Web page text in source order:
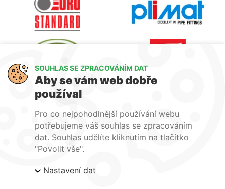
SOUHLAS SE ZPRACOVÁNÍM DAT
Aby se vám web dobře
používal
Pro co nejpohodlnější používání webu
potřebujeme váš souhlas se zpracováním
dat. Souhlas udělíte kliknutím na tlačítko
"Povolit vše".
Nastavení dat